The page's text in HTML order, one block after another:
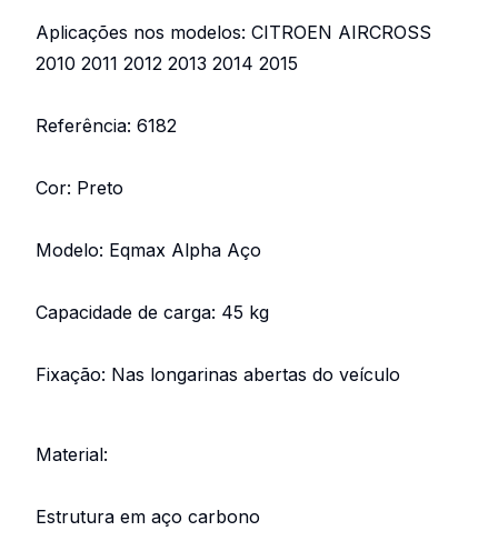
Aplicações nos modelos: CITROEN AIRCROSS
2010 2011 2012 2013 2014 2015
Referência: 6182
Cor: Preto
Modelo: Eqmax Alpha Aço
Capacidade de carga: 45 kg
Fixação: Nas longarinas abertas do veículo
Material:
Estrutura em aço carbono